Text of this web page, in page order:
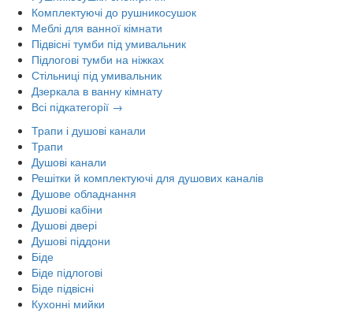
Комплектуючі до рушникосушок
Меблі для ванної кімнати
Підвісні тумби під умивальник
Підлогові тумби на ніжках
Стільниці під умивальник
Дзеркала в ванну кімнату
Всі підкатегорії →
Трапи і душові канали
Трапи
Душові канали
Решітки й комплектуючі для душових каналів
Душове обладнання
Душові кабіни
Душові двері
Душові піддони
Біде
Біде підлогові
Біде підвісні
Кухонні мийки